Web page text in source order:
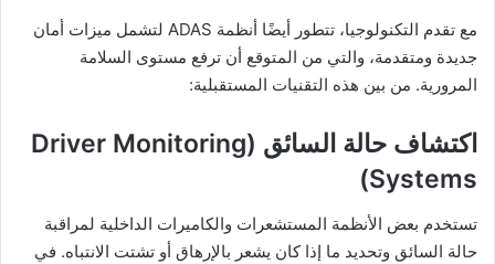
مع تقدم التكنولوجيا، تتطور أيضًا أنظمة ADAS لتشمل ميزات أمان
جديدة ومتقدمة، والتي من المتوقع أن ترفع مستوى السلامة
المرورية. من بين هذه التقنيات المستقبلية:
اكتشاف حالة السائق
(Driver Monitoring
Systems)
تستخدم بعض الأنظمة المستشعرات والكاميرات الداخلية لمراقبة
حالة السائق وتحديد ما إذا كان يشعر بالإرهاق أو تشتت الانتباه. في